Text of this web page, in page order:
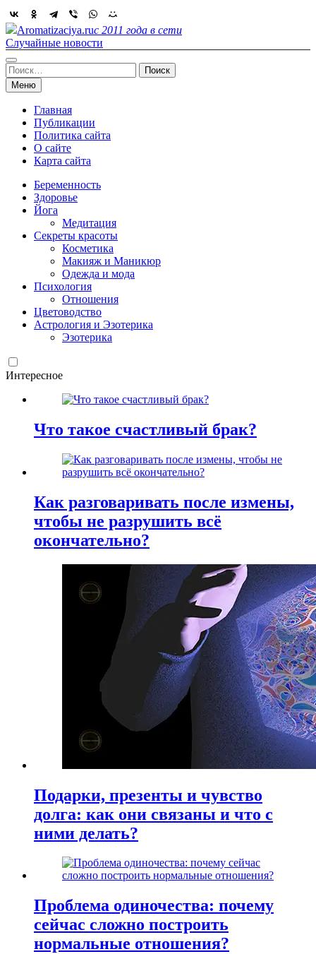
Skip
to
content
Aromatizaciya.ruс 2011 года в сети
Случайные новости
Найти:
Меню
Главная
Публикации
Политика сайта
О сайте
Карта сайта
Беременность
Здоровье
Йога
Медитация
Секреты красоты
Косметика
Макияж и Маникюр
Одежда и мода
Психология
Отношения
Цветоводство
Астрология и Эзотерика
Эзотерика
Интересное
Что такое счастливый брак?
Как разговаривать после измены,
чтобы не разрушить всё
окончательно?
Подарки, презенты и чувство
долга: как они связаны и что с
ними делать?
Проблема одиночества: почему
сейчас сложно построить
нормальные отношения?